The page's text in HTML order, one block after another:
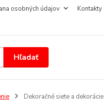
osobných údajov
Kontakty
Hľadať
Dekoračné siete a dekorácie